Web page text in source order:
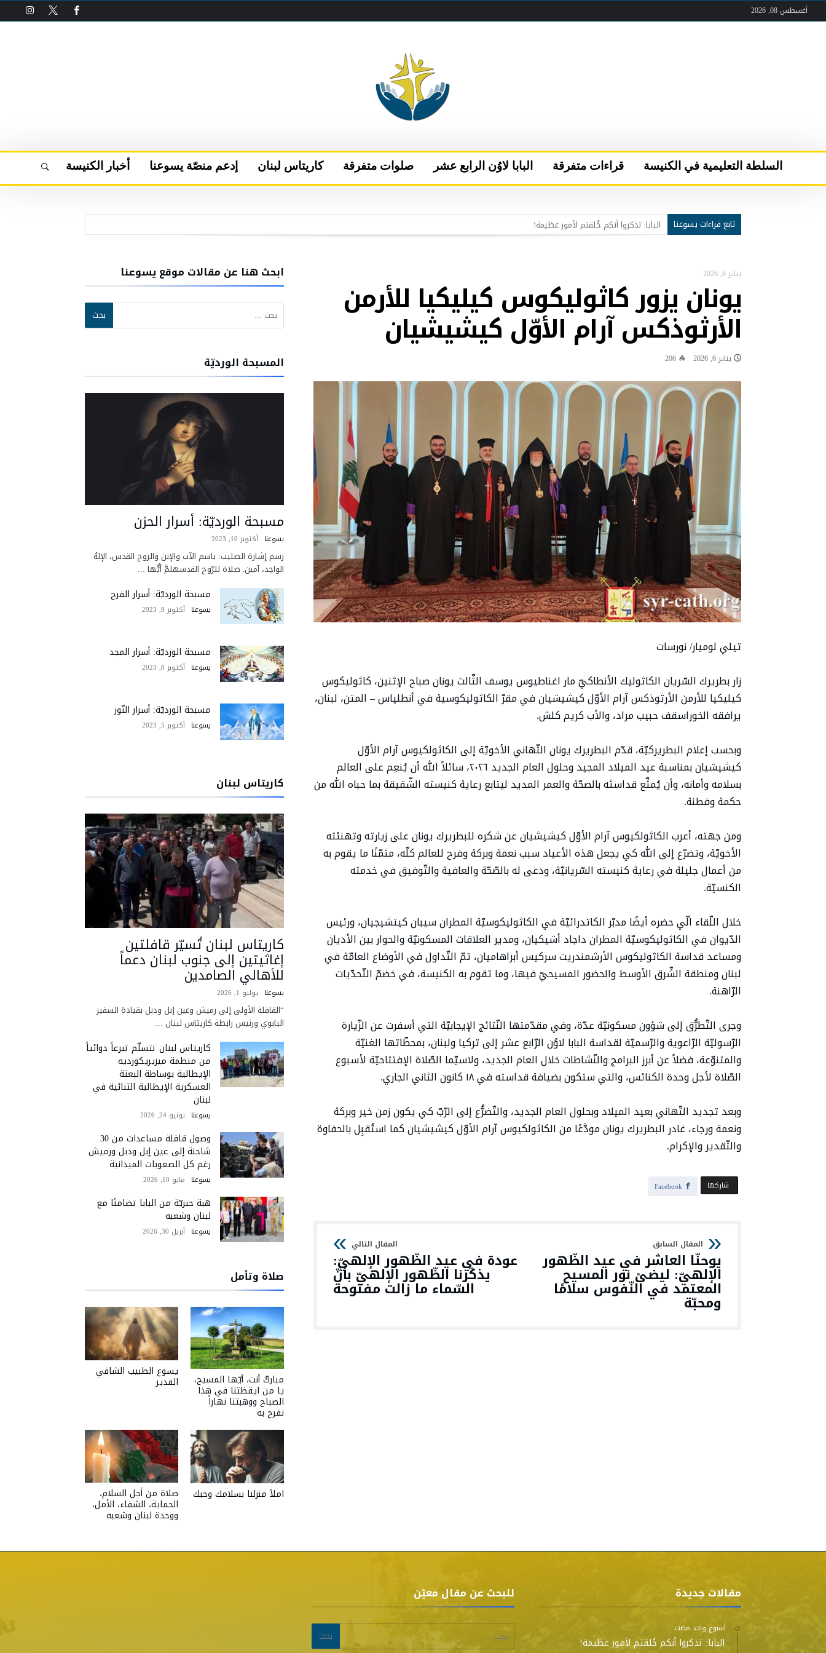
أغسطس 08, 2026
السلطة التعليمية في الكنيسة قراءات متفرقة البابا لاوُن الرابع عشر صلوات متفرقة كاريتاس لبنان إدعم منصّة يسوعنا أخبار الكنيسة
تابع قراءات يسوعنا
عقب لقاء الصلاة والأخوّة في قرية “كن مسبَّحا” البابا يتحدث إلى قناتَي NBC وتيليموندو الأمريكيتين
البابا: لتكن كل أداة تكنولوجية في خدمة الحقيقة والخير
“نشيد سلام” لقاء تستضيفه قرية “كن مسبحاً” يوم الأربعاء بحضور البابا لاون الرابع عشر
البابا في رسالة فيديو إلى شباب البرتغال: لا تتوقفوا عن الحلم بعالم يسوده السلام والأخوّة
البابا: البطريرك الحويك كان رجل الحوار والرجاء
البابا يشجع شبيبة تشوتا وكوتيرفو في بيرو على أن يكونوا رسل محبة وخدمة
يناير 6, 2026
يونان يزور كاثوليكوس كيليكيا للأرمن
الأرثوذكس آرام الأوّل كيشيشيان
يناير 6, 2026 206
تيلي لوميار/ نورسات
زار بطريرك السّريان الكاثوليك الأنطاكيّ مار اغناطيوس يوسف الثّالث يونان صباح الإثنين، كاثوليكوس
كيليكيا للأرمن الأرثوذكس آرام الأوّل كيشيشيان في مقرّ الكاثوليكوسية في أنطلياس – المتن، لبنان،
يرافقه الخوراسقف حبيب مراد، والأب كريم كلش.
وبحسب إعلام البطريركيّة، قدّم البطريرك يونان التّهاني الأخويّة إلى الكاثولكيوس آرام الأوّل
كيشيشيان بمناسبة عيد الميلاد المجيد وحلول العام الجديد ٢٠٢٦، سائلاً الله أن يُنعِم على العالم
بسلامه وأمانه، وأن يُمتِّع قداستَه بالصحّة والعمر المديد ليتابع رعاية كنيسته الشّقيقة بما حباه الله من
حكمة وفطنة.
ومن جهته، أعرب الكاثولكيوس آرام الأوّل كيشيشيان عن شكره للبطريرك يونان على زيارته وتهنئته
الأخويّة، وتضرّع إلى الله كي يجعل هذه الأعياد سبب نعمة وبركة وفرح للعالم كلّه، مثمّنًا ما يقوم به
من أعمال جليلة في رعاية كنيسته السّريانيّة، ودعى له بالصّحّة والعافية والتّوفيق في خدمته
الكنسيّة.
خلال اللّقاء الّي حضره أيضًا مدبّر الكاتدرائيّة في الكاثوليكوسيّة المطران سيبان كيتشيجيان، ورئيس
الدّيوان في الكاثوليكوسيّة المطران داجاد أشيكيان، ومدير العلاقات المسكونيّة والحوار بين الأديان
ومساعد قداسة الكاثوليكوس الأرشمندريت سركيس أبراهاميان، تمّ التّداول في الأوضاع العامّة في
لبنان ومنطقة الشّرق الأوسط والحضور المسيحيّ فيها، وما تقوم به الكنيسة، في خضمّ التّحدّيات
الرّاهنة.
وجرى التّطرُّق إلى شؤون مسكونيّة عدّة، وفي مقدّمتها النّتائج الإيجابيّة التي أسفرت عن الزّيارة
الرّسوليّة الرّاعوية والرّسميّة لقداسة البابا لاوُن الرّابع عشر إلى تركيا ولبنان، بمحطّاتها الغنيّة
والمتنوّعة، فضلاً عن أبرز البرامج والنّشاطات خلال العام الجديد، ولاسيّما الصّلاة الإفتتاحيّة لأسبوع
الصّلاة لأجل وحدة الكنائس، والتي ستكون بضيافة قداسته في ١٨ كانون الثاني الجاري.
وبعد تجديد التّهاني بعيد الميلاد وبحلول العام الجديد، والتّضرُّع إلى الرّبّ كي يكون زمن خير وبركة
ونعمة ورجاء، غادر البطريرك يونان مودَّعًا من الكاثولكيوس آرام الأوّل كيشيشيان كما استُقبِل بالحفاوة
والتّقدير والإكرام.
‫‫ شاركها‬ Facebook
يوحنّا العاشر في عيد الظّهور
الإلهيّ: ليضئ نور المسيح
المعتمد في النّفوس سلامًا
ومحبّة
عودة في عيد الظّهور الإلهيّ:
يذكّرنا الظّهور الإلهيّ بأنّ
السّماء ما زالت مفتوحة
ابحث هنا عن مقالات موقع يسوعنا
البحث عن:
المسبحة الورديّة
مسبحة الورديّة: أسرار الحزن
يسوعنا أكتوبر 10, 2023
رسم إشارة الصليب: باسم الآب والإبن والروح القدس، الإلهُ
الواحِد، آمين. صلاة للرّوح القدسهلمَّ أيُّها …
مسبحة الورديّة: أسرار الفرح
يسوعنا أكتوبر 9, 2023
مسبحة الورديّة: أسرار المجد
يسوعنا أكتوبر 8, 2023
مسبحة الورديّة: أسرار النّور
يسوعنا أكتوبر 5, 2023
كاريتاس لبنان
كاريتاس لبنان تُسيّر قافلتين
إغاثيتين إلى جنوب لبنان دعماً
للأهالي الصامدين
يسوعنا يوليو 1, 2026
“القافلة الأولى إلى رميش وعين إبل ودبل بقيادة السفير
البابوي ورئيس رابطة كاريتاس لبنان …
كاريتاس لبنان تتسلّم تبرعاً دوائياً
من منظمة ميزيريكورديه
الإيطالية بوساطة البعثة
العسكرية الإيطالية الثنائية في
لبنان
يسوعنا يونيو 24, 2026
وصول قافلة مساعدات من 30
شاحنة إلى عين إبل ودبل ورميش
رغم كل الصعوبات الميدانية
يسوعنا مايو 10, 2026
هبة حبريّة من البابا تضامنًا مع
لبنان وشعبه
يسوعنا أبريل 30, 2026
صلاة وتأمل
يسوع الطبيب الشافي
القدير مباركٌ أنت، أيّها المسيح،
يا من ايقظتنا في هذا
الصباح ووهبتنا نهاراً
نفرح به
صلاة من أجل السلام،
الحماية، الشفاء، الأمل،
ووحدة لبنان وشعبه
املأ منزلنا بسلامك وحبك
مقالات جديدة
‫‫‫‏‫أسبوع واحد مضت‬
البابا: تذكروا أنكم خُلقتم لأمور عظيمة!
للبحث عن مقال معيّن
البحث عن: